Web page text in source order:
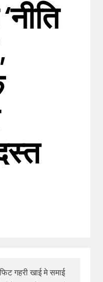
गहरी खाई मे समाई